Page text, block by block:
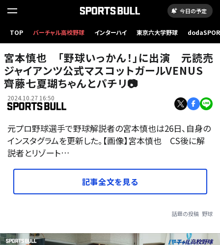
今日の予定
TOP バーチャル高校野球 インターハイ 東京六大学野球
宮本慎也 「野球いっかん！」に出演 元読売
ジャイアンツ公式マスコットガールVENUS
齊藤七夏瑚ちゃんとパチリ📷
2024.10.27 16:50
元プロ野球選手で野球解説者の宮本慎也は26日、自身の
インスタグラムを更新した。【画像】宮本慎也 CS後に解
説者とリゾート…
記事全文を見る
話題の投稿 野球